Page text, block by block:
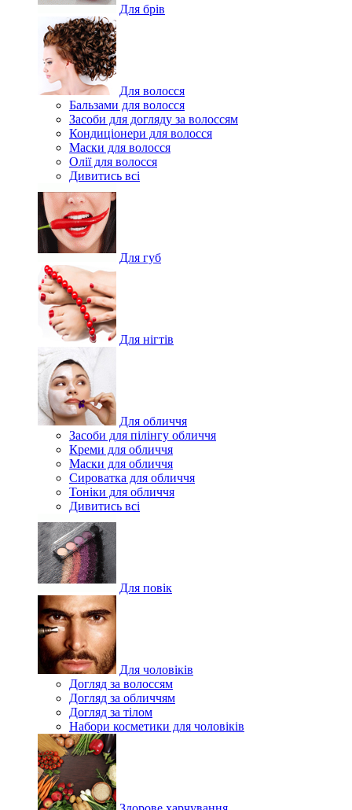
Для брів
Для волосся
Бальзами для волосся
Засоби для догляду за волоссям
Кондиціонери для волосся
Маски для волосся
Олії для волосся
Дивитись всі
Для губ
Для нігтів
Для обличчя
Засоби для пілінгу обличчя
Креми для обличчя
Маски для обличчя
Сироватка для обличчя
Тоніки для обличчя
Дивитись всі
Для повік
Для чоловіків
Догляд за волоссям
Догляд за обличчям
Догляд за тілом
Набори косметики для чоловіків